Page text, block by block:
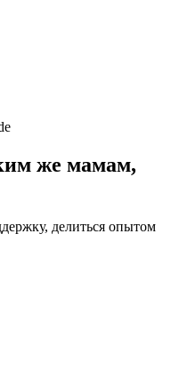
же мамам,
делиться опытом